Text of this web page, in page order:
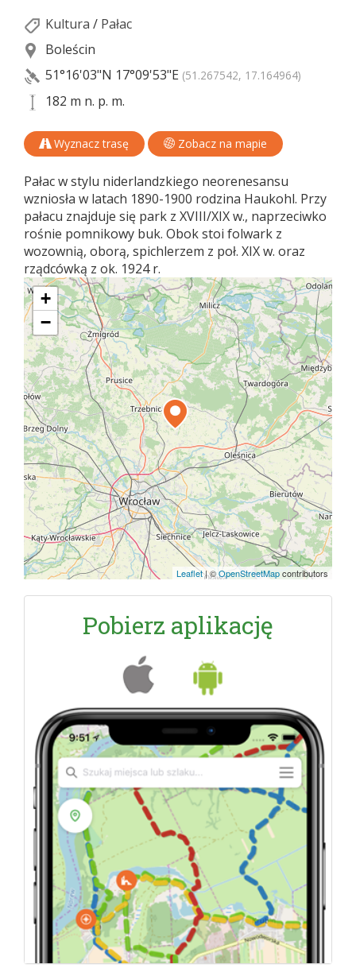
Kultura / Pałac
Boleścin
51°16'03"N 17°09'53"E (51.267542, 17.164964)
182 m n. p. m.
Wyznacz trasę Zobacz na mapie
Pałac w stylu niderlandzkiego neorenesansu
wzniosła w latach 1890-1900 rodzina Haukohl. Przy
pałacu znajduje się park z XVIII/XIX w., naprzeciwko
rośnie pomnikowy buk. Obok stoi folwark z
wozownią, oborą, spichlerzem z poł. XIX w. oraz
rządcówką z ok. 1924 r.
+
−
Leaflet|©OpenStreetMapcontributors
Pobierz aplikację